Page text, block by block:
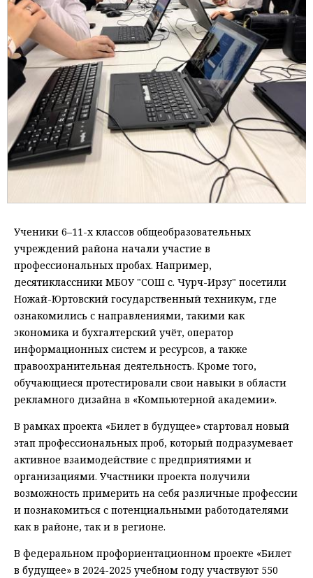
Ученики 6–11-х классов общеобразовательных
учреждений района начали участие в
профессиональных пробах. Например,
десятиклассники МБОУ "СОШ с. Чурч-Ирзу" посетили
Ножай-Юртовский государственный техникум, где
ознакомились с направлениями, такими как
экономика и бухгалтерский учёт, оператор
информационных систем и ресурсов, а также
правоохранительная деятельность. Кроме того,
обучающиеся протестировали свои навыки в области
рекламного дизайна в «Компьютерной академии».
В рамках проекта «Билет в будущее» стартовал новый
этап профессиональных проб, который подразумевает
активное взаимодействие с предприятиями и
организациями. Участники проекта получили
возможность примерить на себя различные профессии
и познакомиться с потенциальными работодателями
как в районе, так и в регионе.
В федеральном профориентационном проекте «Билет
в будущее» в 2024-2025 учебном году участвуют 550